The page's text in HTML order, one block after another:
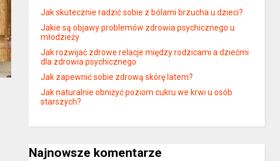
Jak skutecznie radzić sobie z bólami brzucha u dzieci?
Jakie są objawy problemów zdrowia psychicznego u
młodzieży
Jak rozwijać zdrowe relacje między rodzicami a dziećmi
dla zdrowia psychicznego
Jak zapewnić sobie zdrową skórę latem?
Jak naturalnie obniżyć poziom cukru we krwi u osób
starszych?
Najnowsze komentarze